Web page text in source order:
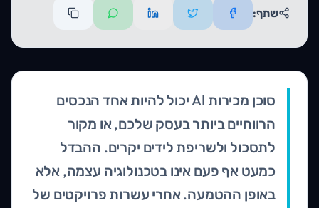
שתף:
סוכן מכירות AI יכול להיות אחד הנכסים
הרווחיים ביותר בעסק שלכם, או מקור
לתסכול ולשריפת לידים יקרים. ההבדל
כמעט אף פעם אינו בטכנולוגיה עצמה, אלא
באופן ההטמעה. אחרי עשרות פרויקטים של